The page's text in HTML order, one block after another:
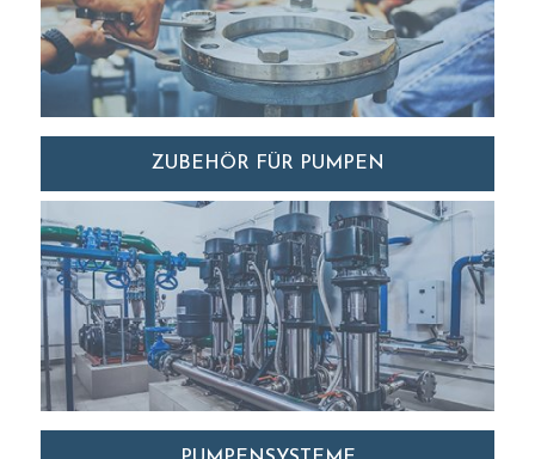
ZUBEHÖR FÜR PUMPEN